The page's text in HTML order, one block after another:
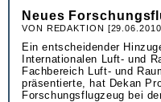
Neues
VON REDAKTION
Ein entscheidender
Internationalen Luft- und
Fachbereich Luft- und
präsentierte, hat Dekan
Forschungsflugzeug bei